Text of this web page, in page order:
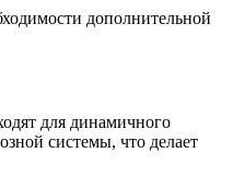
дополнительной
для динамичного
системы, что делает